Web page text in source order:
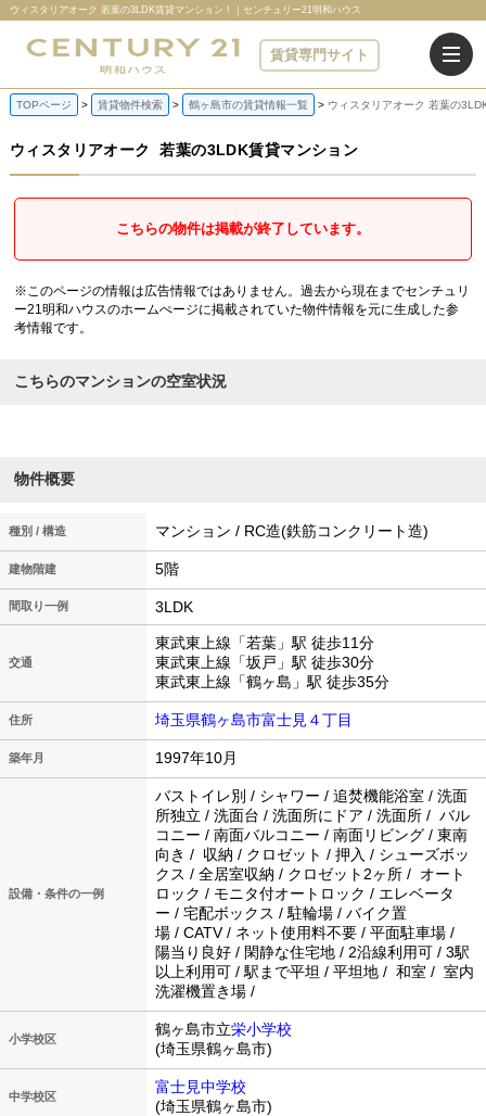
賃貸専門サイト
ウィスタリアオーク 若葉の3LDK賃貸マンション！｜センチュリー21明和ハウス
TOPページ 賃貸物件検索 鶴ヶ島市の賃貸情報一覧 ウィスタリアオーク 若葉の
ウィスタリアオーク 若葉の3LDK賃貸マンション
こちらの物件は掲載が終了しています。
※このページの情報は広告情報ではありません。過去から現在までセンチュリ
ー21明和ハウスのホームぺージに掲載されていた物件情報を元に生成した参
考情報です。
こちらのマンションの空室状況
物件概要
種別 / 構造 マンション / RC造(鉄筋コンクリート造)
建物階建 5階
間取り一例 3LDK
交通
東武東上線「若葉」駅 徒歩11分
東武東上線「坂戸」駅 徒歩30分
東武東上線「鶴ヶ島」駅 徒歩35分
住所 埼玉県鶴ヶ島市富士見４丁目
築年月 1997年10月
設備・条件の一例
バストイレ別 / シャワー / 追焚機能浴室 / 洗面
所独立 / 洗面台 / 洗面所にドア / 洗面所 / バル
コニー / 南面バルコニー / 南面リビング / 東南
向き / 収納 / クロゼット / 押入 / シューズボッ
クス / 全居室収納 / クロゼット2ヶ所 / オート
ロック / モニタ付オートロック / エレベータ
ー / 宅配ボックス / 駐輪場 / バイク置
場 / CATV / ネット使用料不要 / 平面駐車場 /
陽当り良好 / 閑静な住宅地 / 2沿線利用可 / 3駅
以上利用可 / 駅まで平坦 / 平坦地 / 和室 / 室内
洗濯機置き場 /
小学校区
鶴ヶ島市立栄小学校
(埼玉県鶴ヶ島市)
中学校区
富士見中学校
(埼玉県鶴ヶ島市)